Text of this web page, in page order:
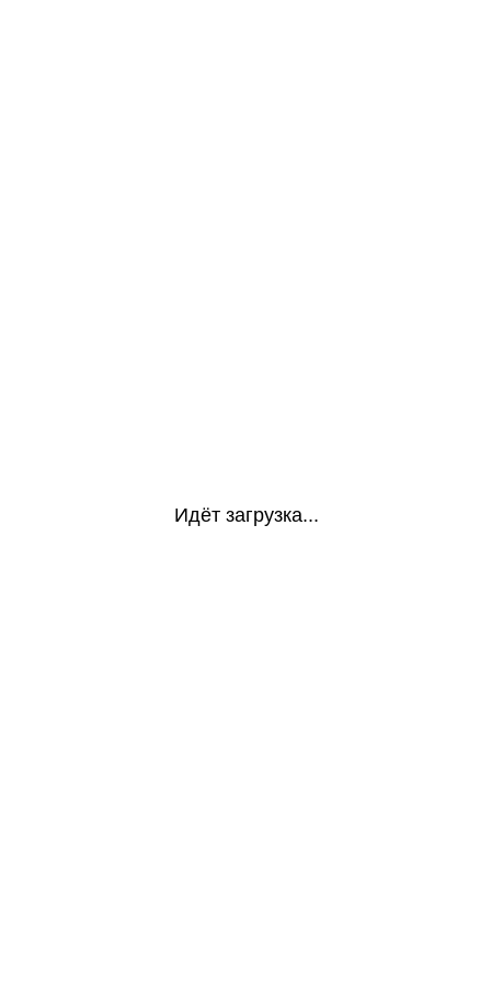
Идёт загрузка...